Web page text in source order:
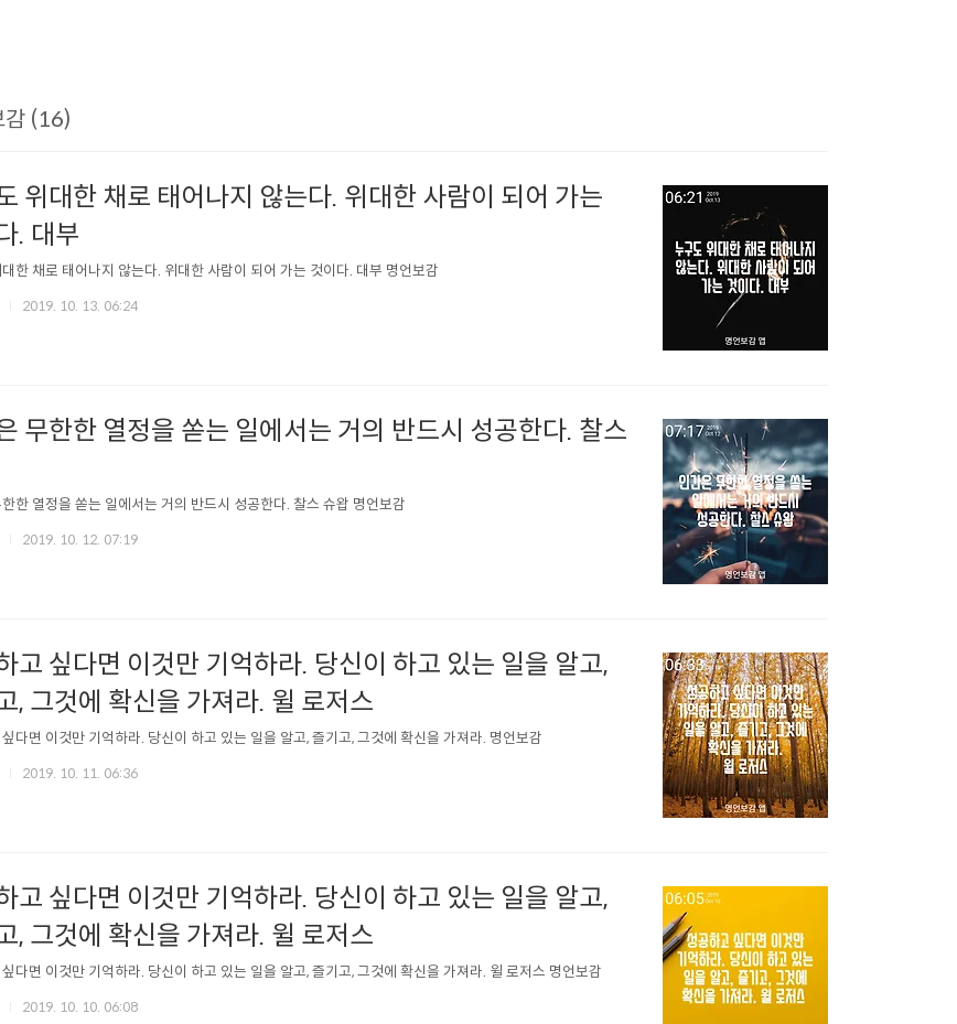
감 (16)
위대한 채로 태어나지 않는다. 위대한 사람이 되어 가는
. 대부
한 채로 태어나지 않는다. 위대한 사람이 되어 가는 것이다. 대부 명언보감
2019. 10. 13. 06:24
무한한 열정을 쏟는 일에서는 거의 반드시 성공한다. 찰스
한 열정을 쏟는 일에서는 거의 반드시 성공한다. 찰스 슈왑 명언보감
2019. 10. 12. 07:19
고 싶다면 이것만 기억하라. 당신이 하고 있는 일을 알고,
, 그것에 확신을 가져라. 윌 로저스
다면 이것만 기억하라. 당신이 하고 있는 일을 알고, 즐기고, 그것에 확신을 가져라. 명언보감
2019. 10. 11. 06:36
고 싶다면 이것만 기억하라. 당신이 하고 있는 일을 알고,
, 그것에 확신을 가져라. 윌 로저스
다면 이것만 기억하라. 당신이 하고 있는 일을 알고, 즐기고, 그것에 확신을 가져라. 윌 로저스 명언보감
2019. 10. 10. 06:08